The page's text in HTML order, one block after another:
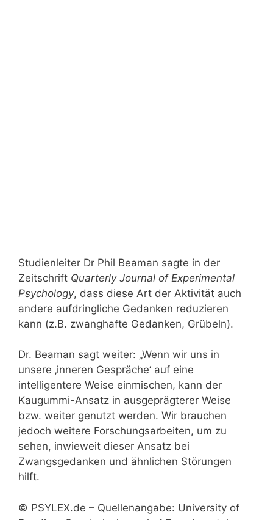
Studienleiter Dr Phil Beaman sagte in der
Zeitschrift Quarterly Journal of Experimental
Psychology, dass diese Art der Aktivität auch
andere aufdringliche Gedanken reduzieren
kann (z.B. zwanghafte Gedanken, Grübeln).
Dr. Beaman sagt weiter: „Wenn wir uns in
unsere ‚inneren Gespräche‘ auf eine
intelligentere Weise einmischen, kann der
Kaugummi-Ansatz in ausgeprägterer Weise
bzw. weiter genutzt werden. Wir brauchen
jedoch weitere Forschungsarbeiten, um zu
sehen, inwieweit dieser Ansatz bei
Zwangsgedanken und ähnlichen Störungen
hilft.
© PSYLEX.de – Quellenangabe: University of